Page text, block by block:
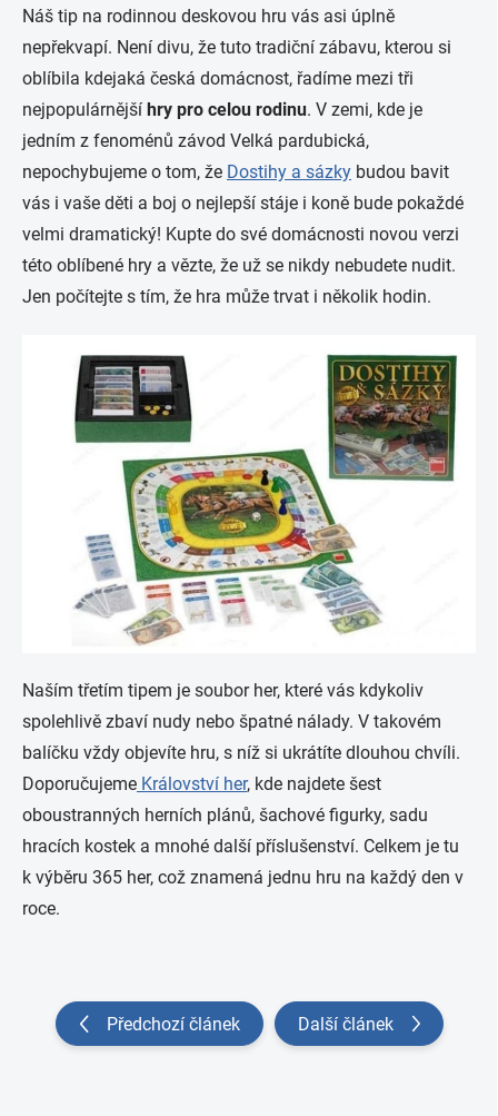
Náš tip na rodinnou deskovou hru vás asi úplně
nepřekvapí. Není divu, že tuto tradiční zábavu, kterou si
oblíbila kdejaká česká domácnost, řadíme mezi tři
nejpopulárnější hry pro celou rodinu. V zemi, kde je
jedním z fenoménů závod Velká pardubická,
nepochybujeme o tom, že Dostihy a sázky budou bavit
vás i vaše děti a boj o nejlepší stáje i koně bude pokaždé
velmi dramatický! Kupte do své domácnosti novou verzi
této oblíbené hry a vězte, že už se nikdy nebudete nudit.
Jen počítejte s tím, že hra může trvat i několik hodin.
Naším třetím tipem je soubor her, které vás kdykoliv
spolehlivě zbaví nudy nebo špatné nálady. V takovém
balíčku vždy objevíte hru, s níž si ukrátíte dlouhou chvíli.
Doporučujeme Království her, kde najdete šest
oboustranných herních plánů, šachové figurky, sadu
hracích kostek a mnohé další příslušenství. Celkem je tu
k výběru 365 her, což znamená jednu hru na každý den v
roce.
Předchozí článek Další článek